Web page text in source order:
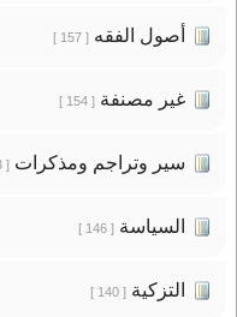
أصول الفقه[ 157 ]
غير مصنفة[ 154 ]
سير وتراجم ومذكرات[ 153 ]
السياسة[ 146 ]
التزكية[ 140 ]